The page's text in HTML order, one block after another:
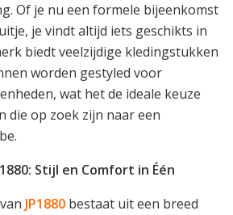
Of je nu een formele bijeenkomst
je vindt altijd iets geschikts in
biedt veelzijdige kledingstukken
worden gestyled voor
wat het de ideale keuze
die op zoek zijn naar een
Stijl en Comfort in Één
JP1880 bestaat uit een breed